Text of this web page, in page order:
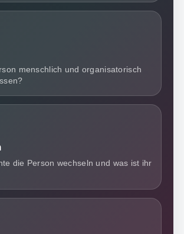
menschlich und organisatorisch
die Person wechseln und was ist ihr